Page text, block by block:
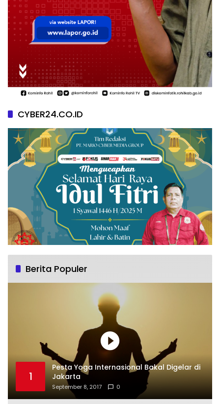
CYBER24.CO.ID
Berita Populer
1
Pesta Yoga Internasional Bakal Digelar di
Jakarta
September 8, 2017 0